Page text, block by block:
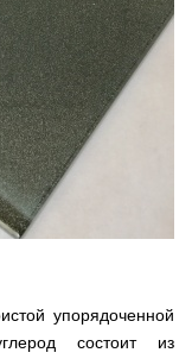
упорядоченной
состоит из